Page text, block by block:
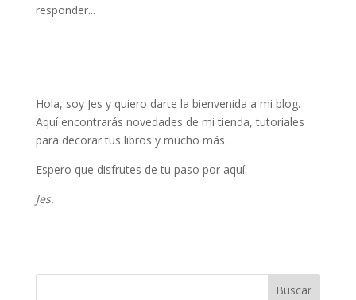
responder...
Hola, soy Jes y quiero darte la bienvenida a mi blog.
Aquí encontrarás novedades de mi tienda, tutoriales
para decorar tus libros y mucho más.
Espero que disfrutes de tu paso por aquí.
Jes.